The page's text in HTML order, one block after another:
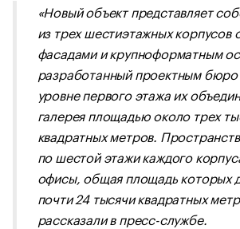
«Новый объект представляет
из трех шестиэтажных корпусов
фасадами и крупноформатным
разработанный проектным
уровне первого этажа их
галерея площадью около трех
квадратных метров.
по шестой этажи каждого
офисы, общая площадь которых
почти 24 тысячи квадратных
рассказали в пресс-службе.